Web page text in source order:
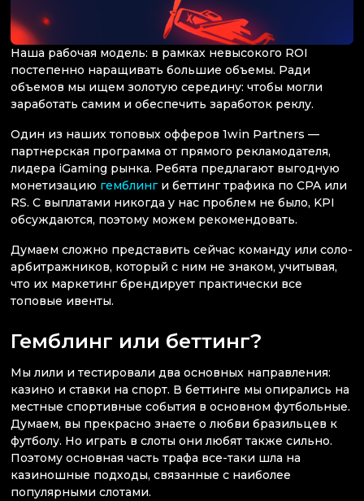
Наша рабочая модель: в рамках невысокого ROI
постепенно наращивать большие объемы. Ради
объемов мы ищем золотую середину: чтобы могли
заработать самим и обеспечить заработок реклу.
Один из наших топовых офферов 1win Partners —
партнерская программа от прямого рекламодателя,
лидера iGaming рынка. Ребята предлагают выгодную
монетизацию гемблинги беттинг трафика по CPA или
RS. С выплатами никогда у нас проблем не было, KPI
обсуждаются, поэтому можем рекомендовать.
Думаем сложно представить сейчас команду или соло-
арбитражников, который с ним не знаком, учитывая,
что их маркетинг брендирует практически все
топовые ивенты.
Гемблинг или беттинг?
Мы лили и тестировали два основных направления:
казино и ставки на спорт. В беттинге мы опирались на
местные спортивные события в основном футбольные.
Думаем, вы прекрасно знаете о любви бразильцев к
футболу. Но играть в слоты они любят также сильно.
Поэтому основная часть трафа все-таки шла на
казиношные подходы, связанные с наиболее
популярными слотами.